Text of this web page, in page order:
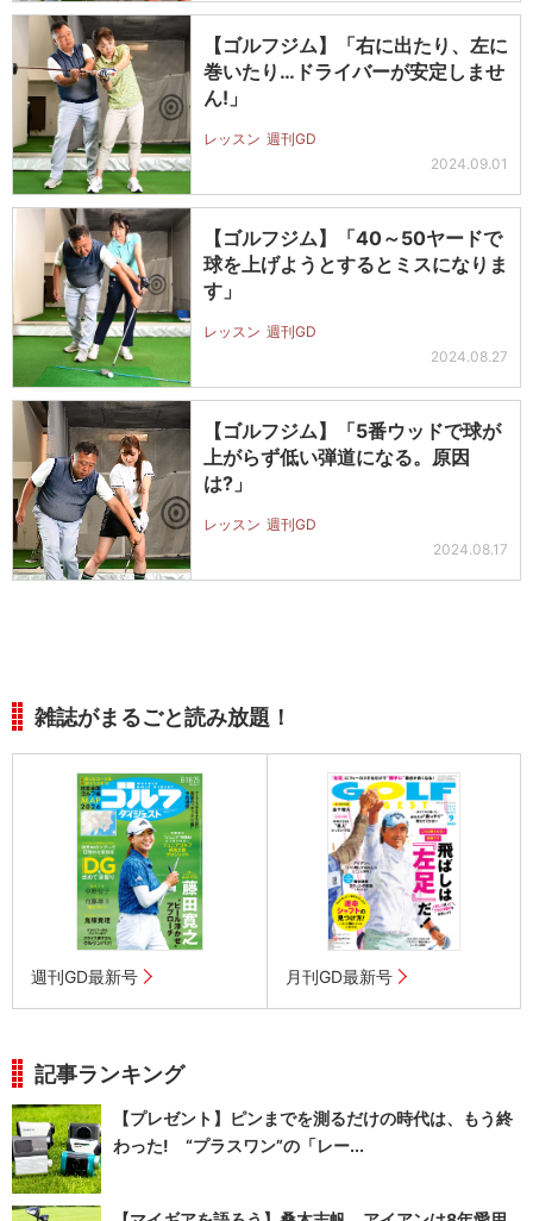
【ゴルフジム】「右に出たり、左に
巻いたり…ドライバーが安定しませ
ん!」
レッスン 週刊GD
2024.09.01
【ゴルフジム】「40～50ヤードで
球を上げようとするとミスになりま
す」
レッスン 週刊GD
2024.08.27
【ゴルフジム】「5番ウッドで球が
上がらず低い弾道になる。原因
は?」
レッスン 週刊GD
2024.08.17
雑誌がまるごと読み放題！
週刊GD最新号 月刊GD最新号
記事ランキング
【プレゼント】ピンまでを測るだけの時代は、もう終
わった! “プラスワン”の「レー...